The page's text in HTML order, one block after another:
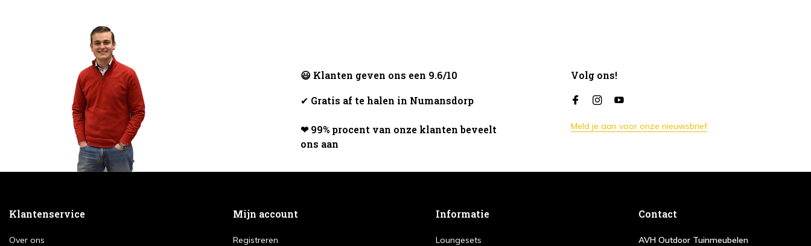
😃 Klanten geven ons een 9.6/10
✔ Gratis af te halen in Numansdorp
❤ 99% procent van onze klanten beveelt
ons aan
Volg ons!
Meld je aan voor onze nieuwsbrief
Klantenservice
Over ons
Mijn account
Registreren
Informatie
Loungesets
Contact
AVH Outdoor Tuinmeubelen